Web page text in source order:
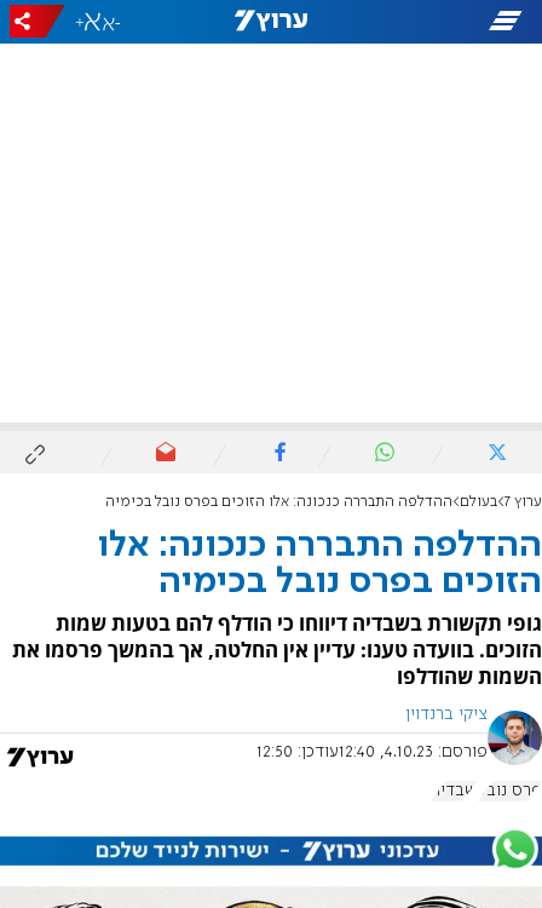
-
+
ערוץ 7 בעולם ההדלפה התבררה כנכונה: אלו הזוכים בפרס נובל בכימיה
ההדלפה התבררה כנכונה: אלו
הזוכים בפרס נובל בכימיה
גופי תקשורת בשבדיה דיווחו כי הודלף להם בטעות שמות
הזוכים. בוועדה טענו: עדיין אין החלטה, אך בהמשך פרסמו את
השמות שהודלפו
ציקי ברנדוין
פורסם: 4.10.23, 12:40 עודכן: 12:50
פרס נובל שבדיה